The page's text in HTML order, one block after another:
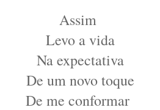
Assim
Levo a vida
Na expectativa
De um novo toque
De me conformar